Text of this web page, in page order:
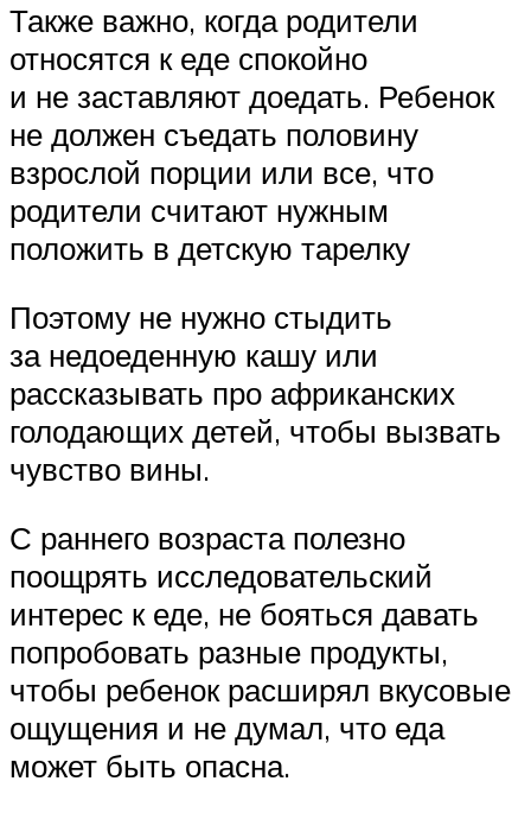
Также важно, когда родители
относятся к еде спокойно
и не заставляют доедать. Ребенок
не должен съедать половину
взрослой порции или все, что
родители считают нужным
положить в детскую тарелку
Поэтому не нужно стыдить
за недоеденную кашу или
рассказывать про африканских
голодающих детей, чтобы вызвать
чувство вины.
С раннего возраста полезно
поощрять исследовательский
интерес к еде, не бояться давать
попробовать разные продукты,
чтобы ребенок расширял вкусовые
ощущения и не думал, что еда
может быть опасна.